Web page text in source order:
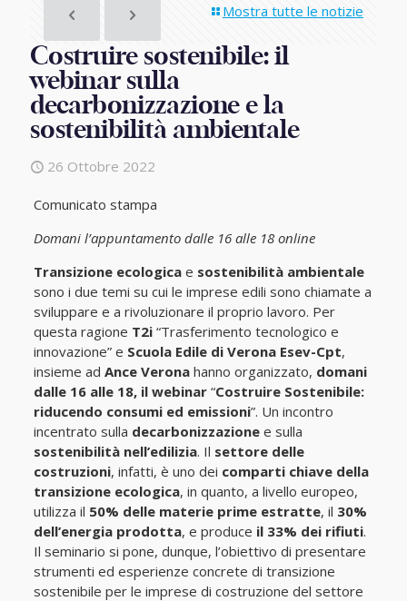
Mostra tutte le notizie
Costruire sostenibile: il
webinar sulla
decarbonizzazione e la
sostenibilità ambientale
26 Ottobre 2022
Comunicato stampa
Domani l’appuntamento dalle 16 alle 18 online
Transizione ecologicae sostenibilità ambientale
sono i due temi su cui le imprese edili sono chiamate a
sviluppare e a rivoluzionare il proprio lavoro. Per
questa ragione T2i “Trasferimento tecnologico e
innovazione” e Scuola Edile di Verona Esev-Cpt,
insieme ad Ance Veronahanno organizzato, domani
dalle 16 alle 18, il webinar“Costruire Sostenibile:
riducendo consumi ed emissioni”. Un incontro
incentrato sulla decarbonizzazionee sulla
sostenibilità nell’edilizia. Il settore delle
costruzioni, infatti, è uno dei comparti chiave della
transizione ecologica, in quanto, a livello europeo,
utilizza il 50% delle materie prime estratte, il 30%
dell’energia prodotta, e produce il 33% dei rifiuti.
Il seminario si pone, dunque, l’obiettivo di presentare
strumenti ed esperienze concrete di transizione
sostenibile per le imprese di costruzione del settore